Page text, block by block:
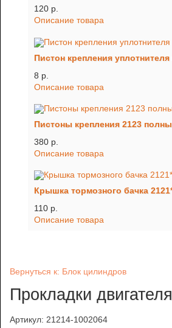
120 p.
Описание товара
Пистон крепления уплотнителя
8 p.
Описание товара
Пистоны крепления 2123
380 p.
Описание товара
Крышка тормозного бачка
110 p.
Описание товара
Вернуться к: Блок цилиндров
Прокладки
Артикул: 21214-1002064